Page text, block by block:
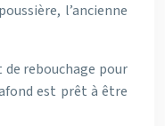
l’ancienne
rebouchage pour
est prêt à être